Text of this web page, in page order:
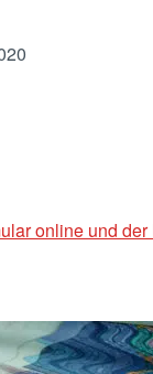
online und der